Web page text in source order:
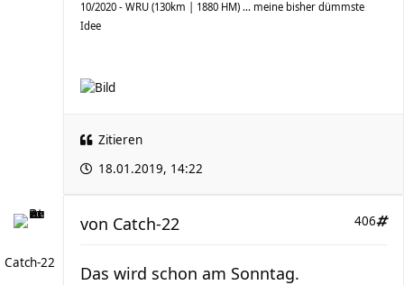
10/2020 - WRU (130km | 1880 HM) ... meine bisher dümmste
Idee
Zitieren
18.01.2019, 14:22
Catch-22
406
von Catch-22
Das wird schon am Sonntag.